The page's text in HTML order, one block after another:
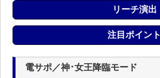
リーチ演出
注目ポイント
電サポ／神･女王降臨モード